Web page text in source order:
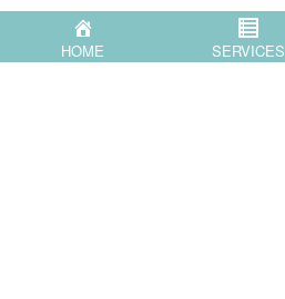
HOME SERVICES